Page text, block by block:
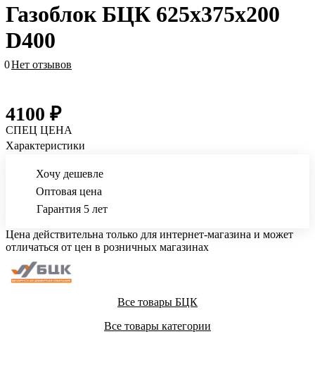
Газоблок БЦК 625х375х200
D400
0Нет отзывов
4100 ₽
СПЕЦ ЦЕНА
Характеристики
Хочу дешевле
Оптовая цена
Гарантия 5 лет
Цена действительна только для интернет-магазина и может
отличаться от цен в розничных магазинах
Все товары БЦК
Все товары категории